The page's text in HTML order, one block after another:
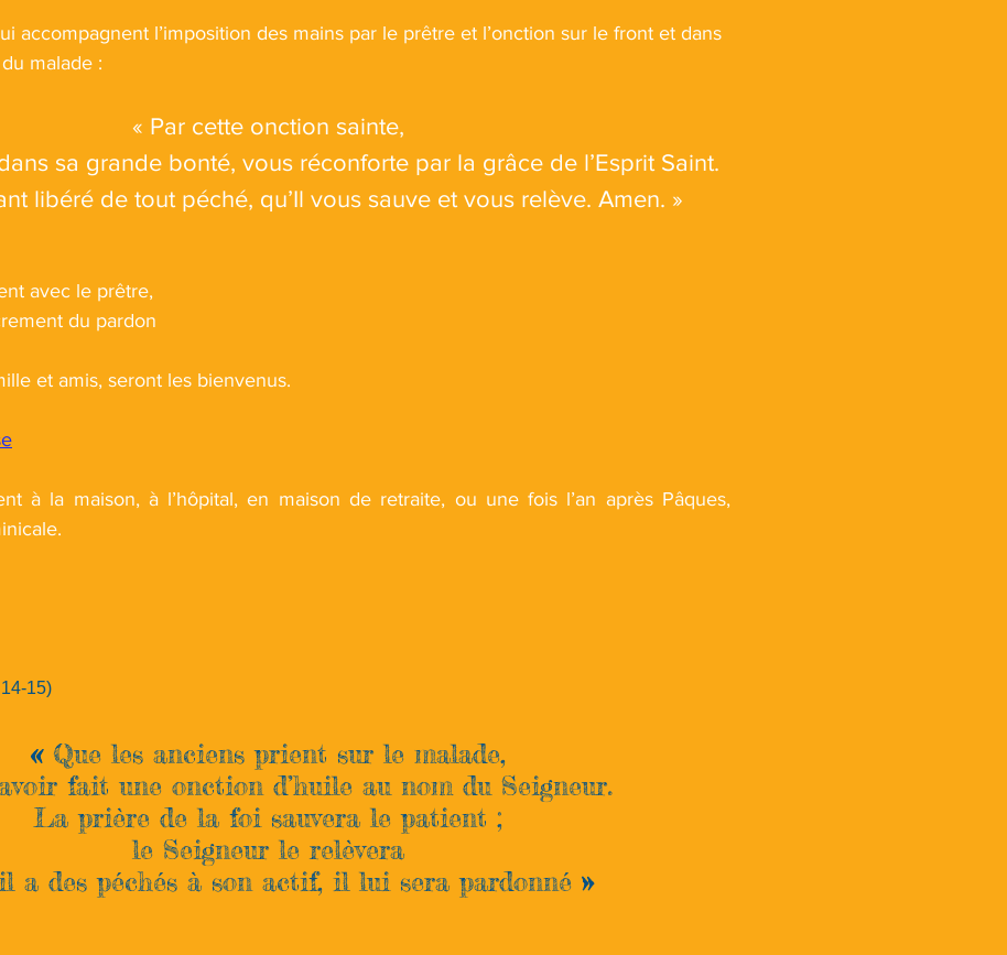
accompagnent l’imposition des mains par le prêtre et l’onction sur le front et dans
malade :
« Par cette onction sainte,
sa grande bonté, vous réconforte par la grâce de l’Esprit Saint.
libéré de tout péché, qu’Il vous sauve et vous relève. Amen. »
avec le prêtre,
du pardon
et amis, seront les bienvenus.
à la maison, à l’hôpital, en maison de retraite, ou une fois l’an après Pâques,
15)
« Que les anciens prient sur le malade,
fait une onction d’huile au nom du Seigneur.
La prière de la foi sauvera le patient ;
le Seigneur le relèvera
a des péchés à son actif, il lui sera pardonné »